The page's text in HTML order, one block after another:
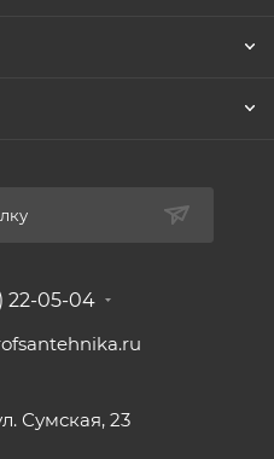
22-05-04
Сумская, 23